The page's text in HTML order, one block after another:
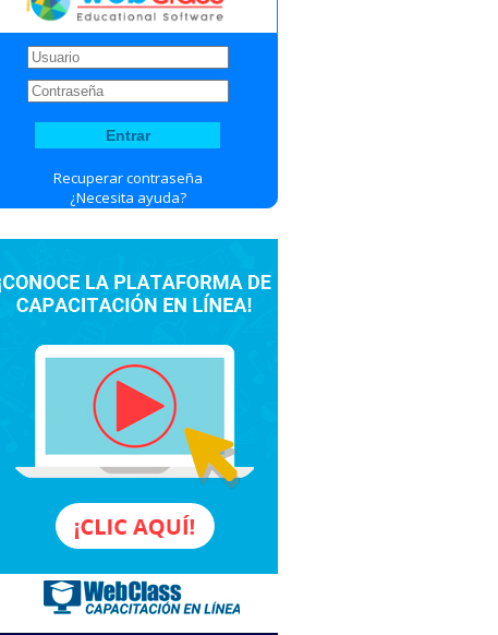
Recuperar contraseña
¿Necesita ayuda?